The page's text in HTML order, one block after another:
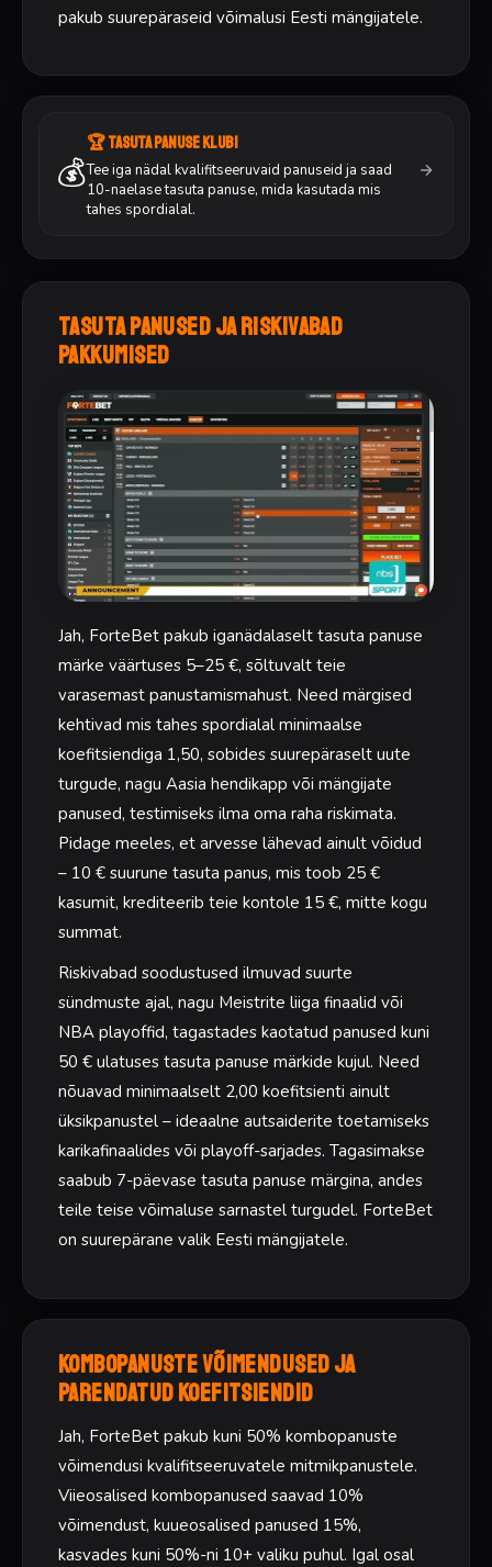
pakub suurepäraseid võimalusi Eesti mängijatele.
💰
🏆 Tasuta panuse klubi
Tee iga nädal kvalifitseeruvaid panuseid ja saad
10-naelase tasuta panuse, mida kasutada mis
tahes spordialal.
Tasuta panused ja riskivabad
pakkumised
Jah, ForteBet pakub iganädalaselt tasuta panuse
märke väärtuses 5–25 €, sõltuvalt teie
varasemast panustamismahust. Need märgised
kehtivad mis tahes spordialal minimaalse
koefitsiendiga 1,50, sobides suurepäraselt uute
turgude, nagu Aasia hendikapp või mängijate
panused, testimiseks ilma oma raha riskimata.
Pidage meeles, et arvesse lähevad ainult võidud
– 10 € suurune tasuta panus, mis toob 25 €
kasumit, krediteerib teie kontole 15 €, mitte kogu
summat.
Riskivabad soodustused ilmuvad suurte
sündmuste ajal, nagu Meistrite liiga finaalid või
NBA playoffid, tagastades kaotatud panused kuni
50 € ulatuses tasuta panuse märkide kujul. Need
nõuavad minimaalselt 2,00 koefitsienti ainult
üksikpanustel – ideaalne autsaiderite toetamiseks
karikafinaalides või playoff-sarjades. Tagasimakse
saabub 7-päevase tasuta panuse märgina, andes
teile teise võimaluse sarnastel turgudel. ForteBet
on suurepärane valik Eesti mängijatele.
Kombopanuste võimendused ja
parendatud koefitsiendid
Jah, ForteBet pakub kuni 50% kombopanuste
võimendusi kvalifitseeruvatele mitmikpanustele.
Viieosalised kombopanused saavad 10%
võimendust, kuueosalised panused 15%,
kasvades kuni 50%-ni 10+ valiku puhul. Igal osal